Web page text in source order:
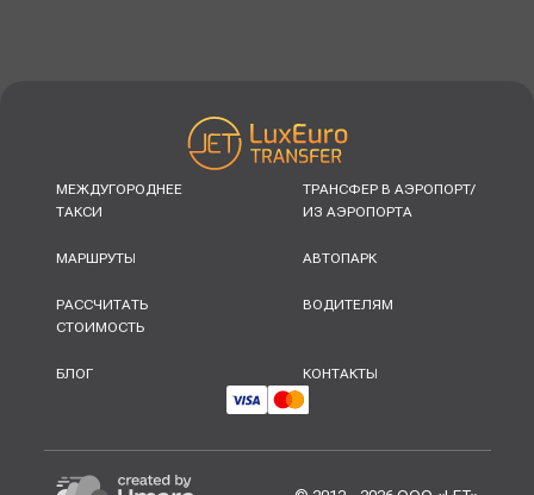
МЕЖДУГОРОДНЕЕ
ТАКСИ
ТРАНСФЕР В АЭРОПОРТ/
ИЗ АЭРОПОРТА
МАРШРУТЫ АВТОПАРК
РАССЧИТАТЬ
СТОИМОСТЬ
ВОДИТЕЛЯМ
БЛОГ КОНТАКТЫ